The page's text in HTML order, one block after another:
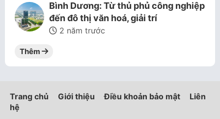
Bình Dương: Từ thủ phủ công nghiệp
đến đô thị văn hoá, giải trí
2 năm trước
Thêm
Trang chủ Giới thiệu Điều khoản bảo mật
Liên
hệ